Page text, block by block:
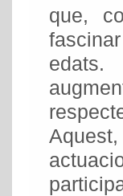
que,
edats.